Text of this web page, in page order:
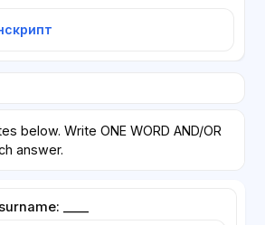
below. Write ONE WORD AND/OR
answer.
____